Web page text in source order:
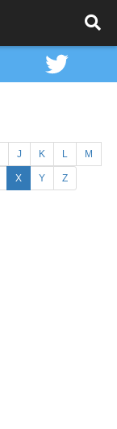
J K L M
X Y Z